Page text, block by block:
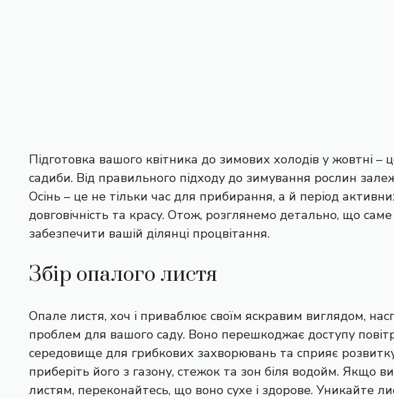
Підготовка вашого квітника до зимових холодів у жовтні –
садиби. Від правильного підходу до зимування рослин
Осінь – це не тільки час для прибирання, а й період
довговічність та красу. Отож, розглянемо детально, що
забезпечити вашій ділянці процвітання.
Збір опалого листя
Опале листя, хоч і приваблює своїм яскравим виглядом,
проблем для вашого саду. Воно перешкоджає доступу
середовище для грибкових захворювань та сприяє
приберіть його з газону, стежок та зон біля водойм. Якщо
листям, переконайтесь, що воно сухе і здорове. Уникайте